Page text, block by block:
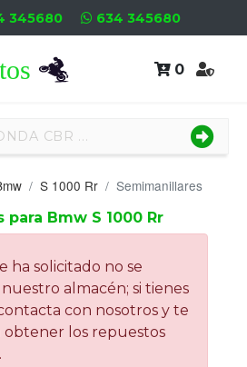
345680 634 345680
0
S 1000 Rr Semimanillares
Bmw S 1000 Rr
ha solicitado no se
almacén; si tienes
con nosotros y te
obtener los repuestos